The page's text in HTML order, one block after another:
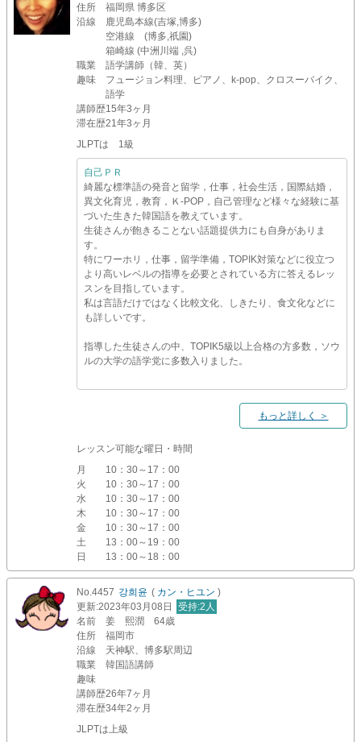
住所
福岡県 博多区
沿線
鹿児島本線(吉塚,博多)
空港線 (博多,祇園)
箱崎線 (中洲川端 ,呉)
職業
語学講師（韓、英）
趣味
フュージョン料理、ピアノ、k-pop、クロスーバイク、
語学
講師歴15年3ヶ月
滞在歴21年3ヶ月
JLPTは 1級
自己ＰＲ
綺麗な標準語の発音と留学，仕事，社会生活，国際結婚，
異文化育児，教育，Ｋ-POP，自己管理など様々な経験に基
づいた生きた韓国語を教えています。
生徒さんが飽きることない話題提供力にも自身がありま
す。
特にワーホリ，仕事，留学準備，TOPIK対策などに役立つ
より高いレベルの指導を必要とされている方に答えるレッ
スンを目指しています。
私は言語だけではなく比較文化、しきたり、食文化などに
も詳しいです。
指導した生徒さんの中、TOPIK5級以上合格の方多数，ソウ
ルの大学の語学党に多数入りました。
もっと詳しく ＞
レッスン可能な曜日・時間
月
10：30～17：00
火
10：30～17：00
水
10：30～17：00
木
10：30～17：00
金
10：30～17：00
土
13：00～19：00
日
13：00～18：00
No.4457 강희윤 ( カン・ヒユン )
更新:2023年03月08日 受持:2人
名前
姜 熙潤 64歳
住所
福岡市
沿線
天神駅、博多駅周辺
職業
韓国語講師
趣味
講師歴26年7ヶ月
滞在歴34年2ヶ月
JLPTは上級